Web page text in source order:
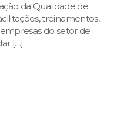
da Qualidade de
treinamentos,
do setor de
[…]